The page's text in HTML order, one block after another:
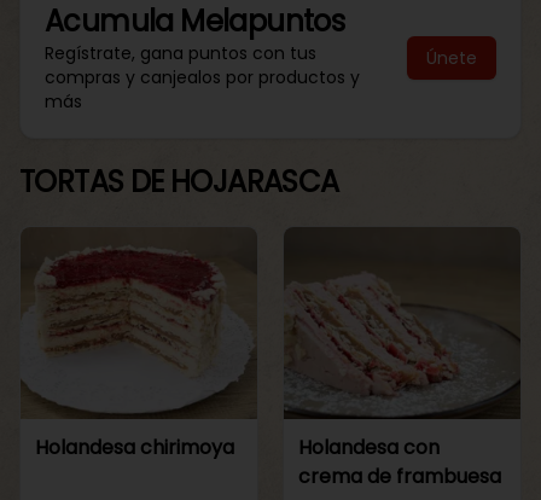
Acumula Melapuntos
Regístrate, gana puntos con tus
compras y canjealos por productos y
más
Únete
TORTAS DE HOJARASCA
Holandesa chirimoya
Holandesa con
crema de frambuesa